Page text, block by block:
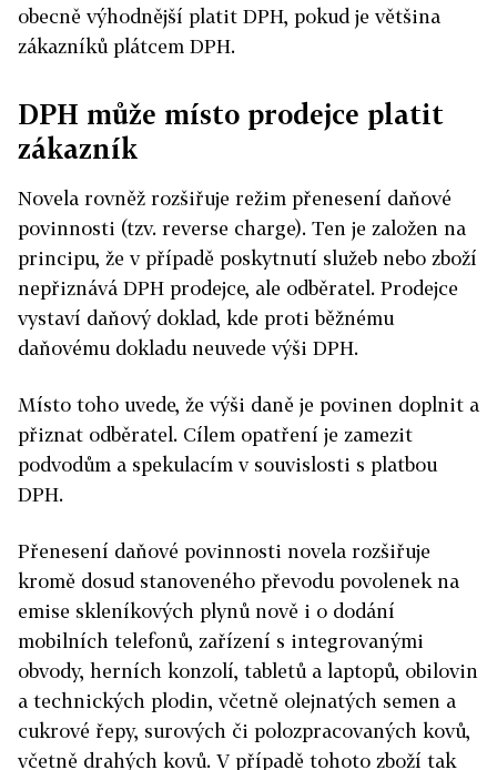
obecně výhodnější platit DPH, pokud je většina
zákazníků plátcem DPH.
DPH může místo prodejce platit
zákazník
Novela rovněž rozšiřuje režim přenesení daňové
povinnosti (tzv. reverse charge). Ten je založen na
principu, že v případě poskytnutí služeb nebo zboží
nepřiznává DPH prodejce, ale odběratel. Prodejce
vystaví daňový doklad, kde proti běžnému
daňovému dokladu neuvede výši DPH.
Místo toho uvede, že výši daně je povinen doplnit a
přiznat odběratel. Cílem opatření je zamezit
podvodům a spekulacím v souvislosti s platbou
DPH.
Přenesení daňové povinnosti novela rozšiřuje
kromě dosud stanoveného převodu povolenek na
emise skleníkových plynů nově i o dodání
mobilních telefonů, zařízení s integrovanými
obvody, herních konzolí, tabletů a laptopů, obilovin
a technických plodin, včetně olejnatých semen a
cukrové řepy, surových či polozpracovaných kovů,
včetně drahých kovů. V případě tohoto zboží tak